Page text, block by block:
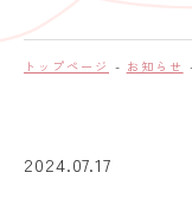
トップページ お知らせ
2024.07.17